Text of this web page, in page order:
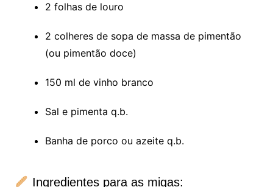
2 folhas de louro
2 colheres de sopa de massa de pimentão
(ou pimentão doce)
150 ml de vinho branco
Sal e pimenta q.b.
Banha de porco ou azeite q.b.
Ingredientes para as migas: